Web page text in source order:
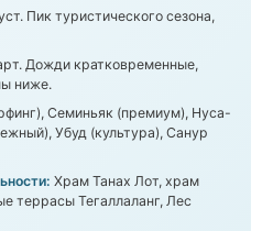
Пик туристического сезона,
Дожди кратковременные,
ниже.
Семиньяк (премиум), Нуса-
Убуд (культура), Санур
Храм Танах Лот, храм
террасы Тегаллаланг, Лес